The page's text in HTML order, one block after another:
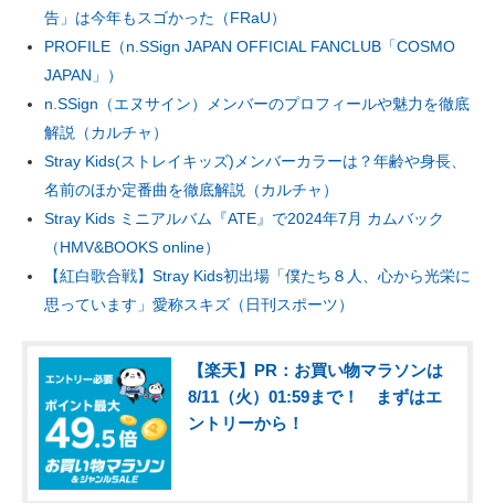
告」は今年もスゴかった（FRaU）
PROFILE（n.SSign JAPAN OFFICIAL FANCLUB「COSMO
JAPAN」）
n.SSign（エヌサイン）メンバーのプロフィールや魅力を徹底
解説（カルチャ）
Stray Kids(ストレイキッズ)メンバーカラーは？年齢や身長、
名前のほか定番曲を徹底解説（カルチャ）
Stray Kids ミニアルバム『ATE』で2024年7月 カムバック
（HMV&BOOKS online）
【紅白歌合戦】Stray Kids初出場「僕たち８人、心から光栄に
思っています」愛称スキズ（日刊スポーツ）
【楽天】PR：お買い物マラソンは
8/11（火）01:59まで！ まずはエ
ントリーから！